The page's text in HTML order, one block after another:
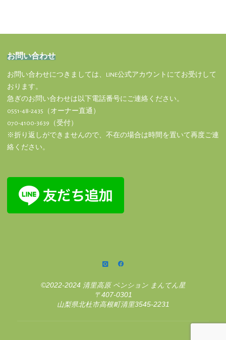
お問い合わせ
お問い合わせにつきましては、LINE公式アカウントにてお受けして
おります。
急ぎのお問い合わせは以下電話番号にご連絡ください。
0551-48-2435（オーナー直通）
070-4100-3639（受付）
※折り返しができませんので、不在の場合は時間を置いて再度ご連
絡ください。
©2022-2024 清里高原 ペンション まんてん星
〒407-0301
山梨県北杜市高根町清里3545-2231